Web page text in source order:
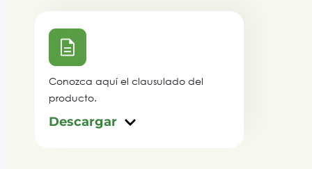
Conozca aquí el clausulado del
producto.
Descargar